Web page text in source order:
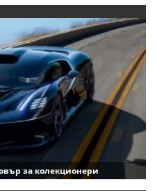
за колекционери